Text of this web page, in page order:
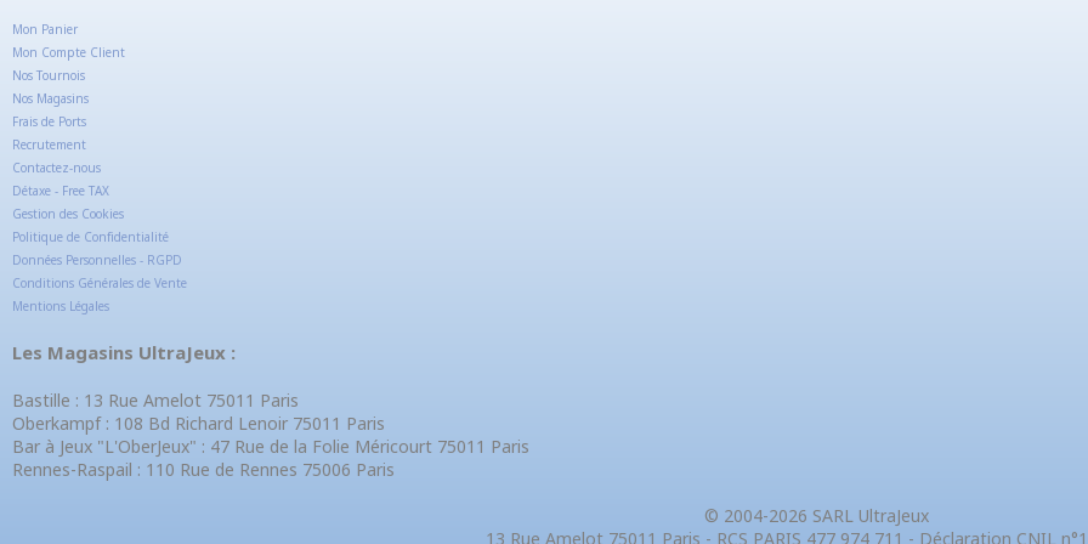
Mon Panier
Mon Compte Client
Nos Tournois
Nos Magasins
Frais de Ports
Recrutement
Contactez-nous
Détaxe - Free TAX
Gestion des Cookies
Politique de Confidentialité
Données Personnelles - RGPD
Conditions Générales de Vente
Mentions Légales
Les Magasins UltraJeux :
Bastille : 13 Rue Amelot 75011 Paris
Oberkampf : 108 Bd Richard Lenoir 75011 Paris
Bar à Jeux "L'OberJeux" : 47 Rue de la Folie Méricourt 75011 Paris
Rennes-Raspail : 110 Rue de Rennes 75006 Paris
© 2004-2026 SARL UltraJeux
13 Rue Amelot 75011 Paris - RCS PARIS 477 974 711 - Déclaration CNIL